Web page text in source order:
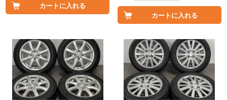
カートに入れる
カートに入れる